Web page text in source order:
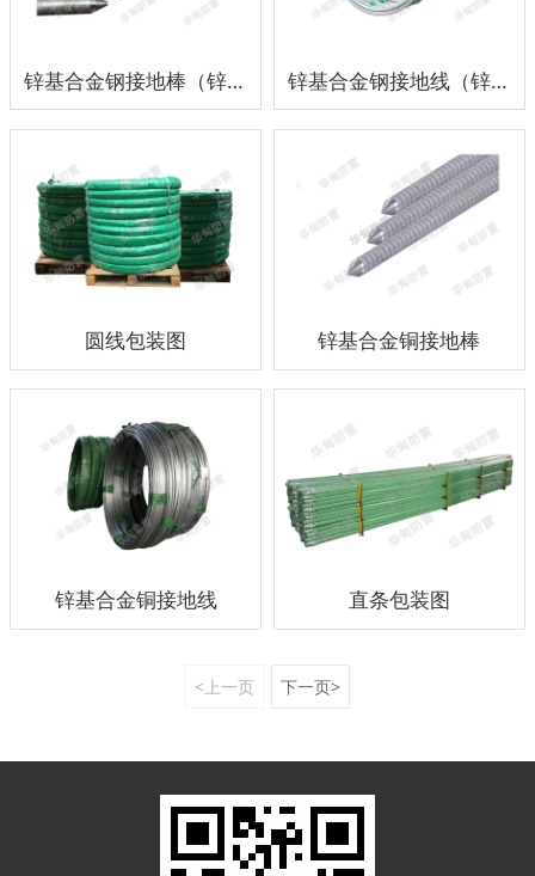
锌基合金钢接地棒（锌包钢） 锌基合金钢接地线（锌包钢）
圆线包装图 锌基合金铜接地棒
锌基合金铜接地线 直条包装图
<上一页 下一页>